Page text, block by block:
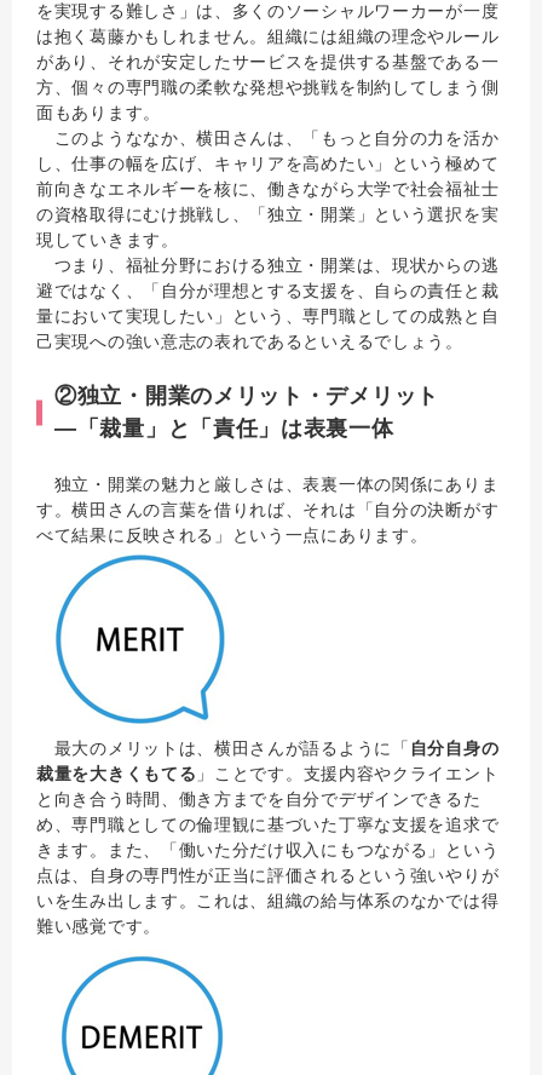
を実現する難しさ」は、多くのソーシャルワーカーが一度
は抱く葛藤かもしれません。組織には組織の理念やルール
があり、それが安定したサービスを提供する基盤である一
方、個々の専門職の柔軟な発想や挑戦を制約してしまう側
面もあります。
このようななか、横田さんは、「もっと自分の力を活か
し、仕事の幅を広げ、キャリアを高めたい」という極めて
前向きなエネルギーを核に、働きながら大学で社会福祉士
の資格取得にむけ挑戦し、「独立・開業」という選択を実
現していきます。
つまり、福祉分野における独立・開業は、現状からの逃
避ではなく、「自分が理想とする支援を、自らの責任と裁
量において実現したい」という、専門職としての成熟と自
己実現への強い意志の表れであるといえるでしょう。
②独立・開業のメリット・デメリット
―「裁量」と「責任」は表裏一体
独立・開業の魅力と厳しさは、表裏一体の関係にありま
す。横田さんの言葉を借りれば、それは「自分の決断がす
べて結果に反映される」という一点にあります。
最大のメリットは、横田さんが語るように「 自分自身の
裁量を大きくもてる 」ことです。支援内容やクライエント
と向き合う時間、働き方までを自分でデザインできるた
め、専門職としての倫理観に基づいた丁寧な支援を追求で
きます。また、「働いた分だけ収入にもつながる」という
点は、自身の専門性が正当に評価されるという強いやりが
いを生み出します。これは、組織の給与体系のなかでは得
難い感覚です。